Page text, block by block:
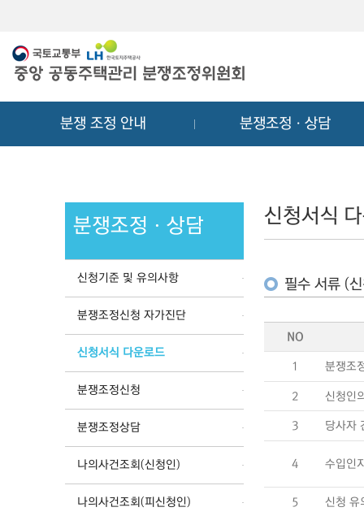
분쟁 조정 안내 분쟁조정ㆍ상담
분쟁조정ㆍ상담
신청기준 및 유의사항
분쟁조정신청 자가진단
신청서식 다운로드
분쟁조정신청
분쟁조정상담
나의사건조회(신청인)
나의사건조회(피신청인)
신청서식
필수 서류 (
NO
1 분쟁조
2 신청인
3 당사자
4 수입인
5 신청 유